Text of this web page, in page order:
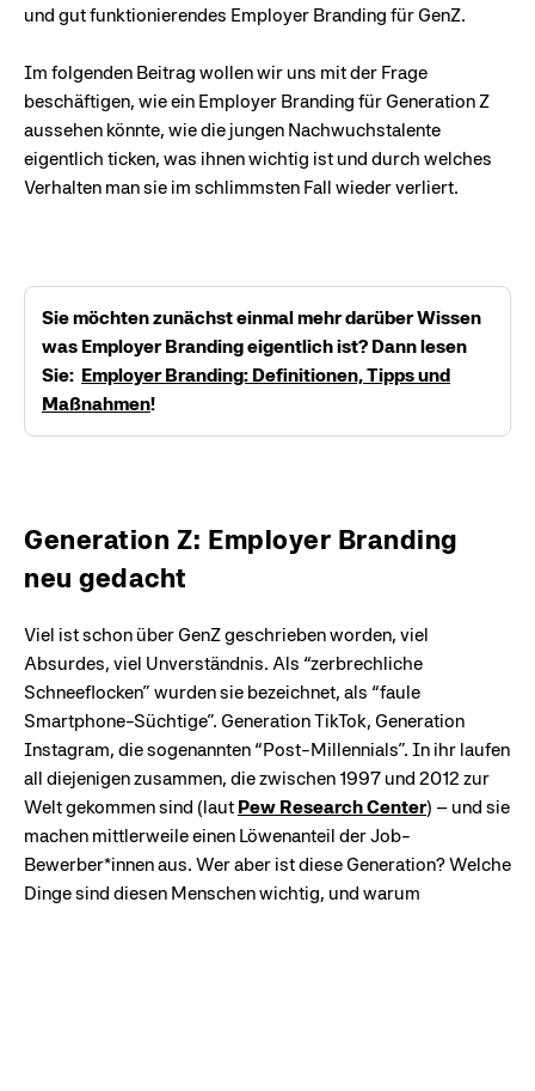
und gut funktionierendes Employer Branding für GenZ.
Im folgenden Beitrag wollen wir uns mit der Frage
beschäftigen, wie ein Employer Branding für Generation Z
aussehen könnte, wie die jungen Nachwuchstalente
eigentlich ticken, was ihnen wichtig ist und durch welches
Verhalten man sie im schlimmsten Fall wieder verliert.
Sie möchten zunächst einmal mehr darüber Wissen
was Employer Branding eigentlich ist? Dann lesen
Sie: Employer Branding: Definitionen, Tipps und
Maßnahmen!
Generation Z: Employer Branding
neu gedacht
Viel ist schon über GenZ geschrieben worden, viel
Absurdes, viel Unverständnis. Als “zerbrechliche
Schneeflocken” wurden sie bezeichnet, als “faule
Smartphone-Süchtige”. Generation TikTok, Generation
Instagram, die sogenannten “Post-Millennials”. In ihr laufen
all diejenigen zusammen, die zwischen 1997 und 2012 zur
Welt gekommen sind (laut Pew Research Center) – und sie
machen mittlerweile einen Löwenanteil der Job-
Bewerber*innen aus. Wer aber ist diese Generation? Welche
Dinge sind diesen Menschen wichtig, und warum